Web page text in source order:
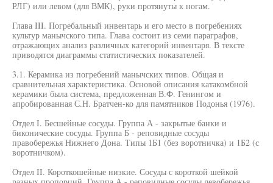
РЛГ) или левом (для ВМК), руки протянуты к ногам.
Глава III. Погребальный инвентарь и его место в погребениях
культур манычского типа. Глава состоит из семи параграфов,
отражающих анализ различных категорий инвентаря. В тексте
приводятся диаграммы статистических показателей.
3.1. Керамика из погребений манычских типов. Общая и
сравнительная характеристика. Основой описания катакомбной
керамики была система, предложенная В.Ф. Генингом и
апробированная С.Н. Братчен-ко для памятников Подонья (1976).
Отдел I. Бесшейные сосуды. Группа А - закрытые банки и
биконические сосуды. Группа Б - реповидные сосуды
правобережья Нижнего Дона. Типы 1Б1 (без воротничка) и 1Б2 (с
воротничком).
Отдел II. Короткошейные низкие. Сосуды с короткой шейкой